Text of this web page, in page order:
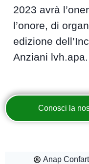
2023 avrà
l’onore, di
edizione
Anziani lvh.apa.
Conosci la
Anap